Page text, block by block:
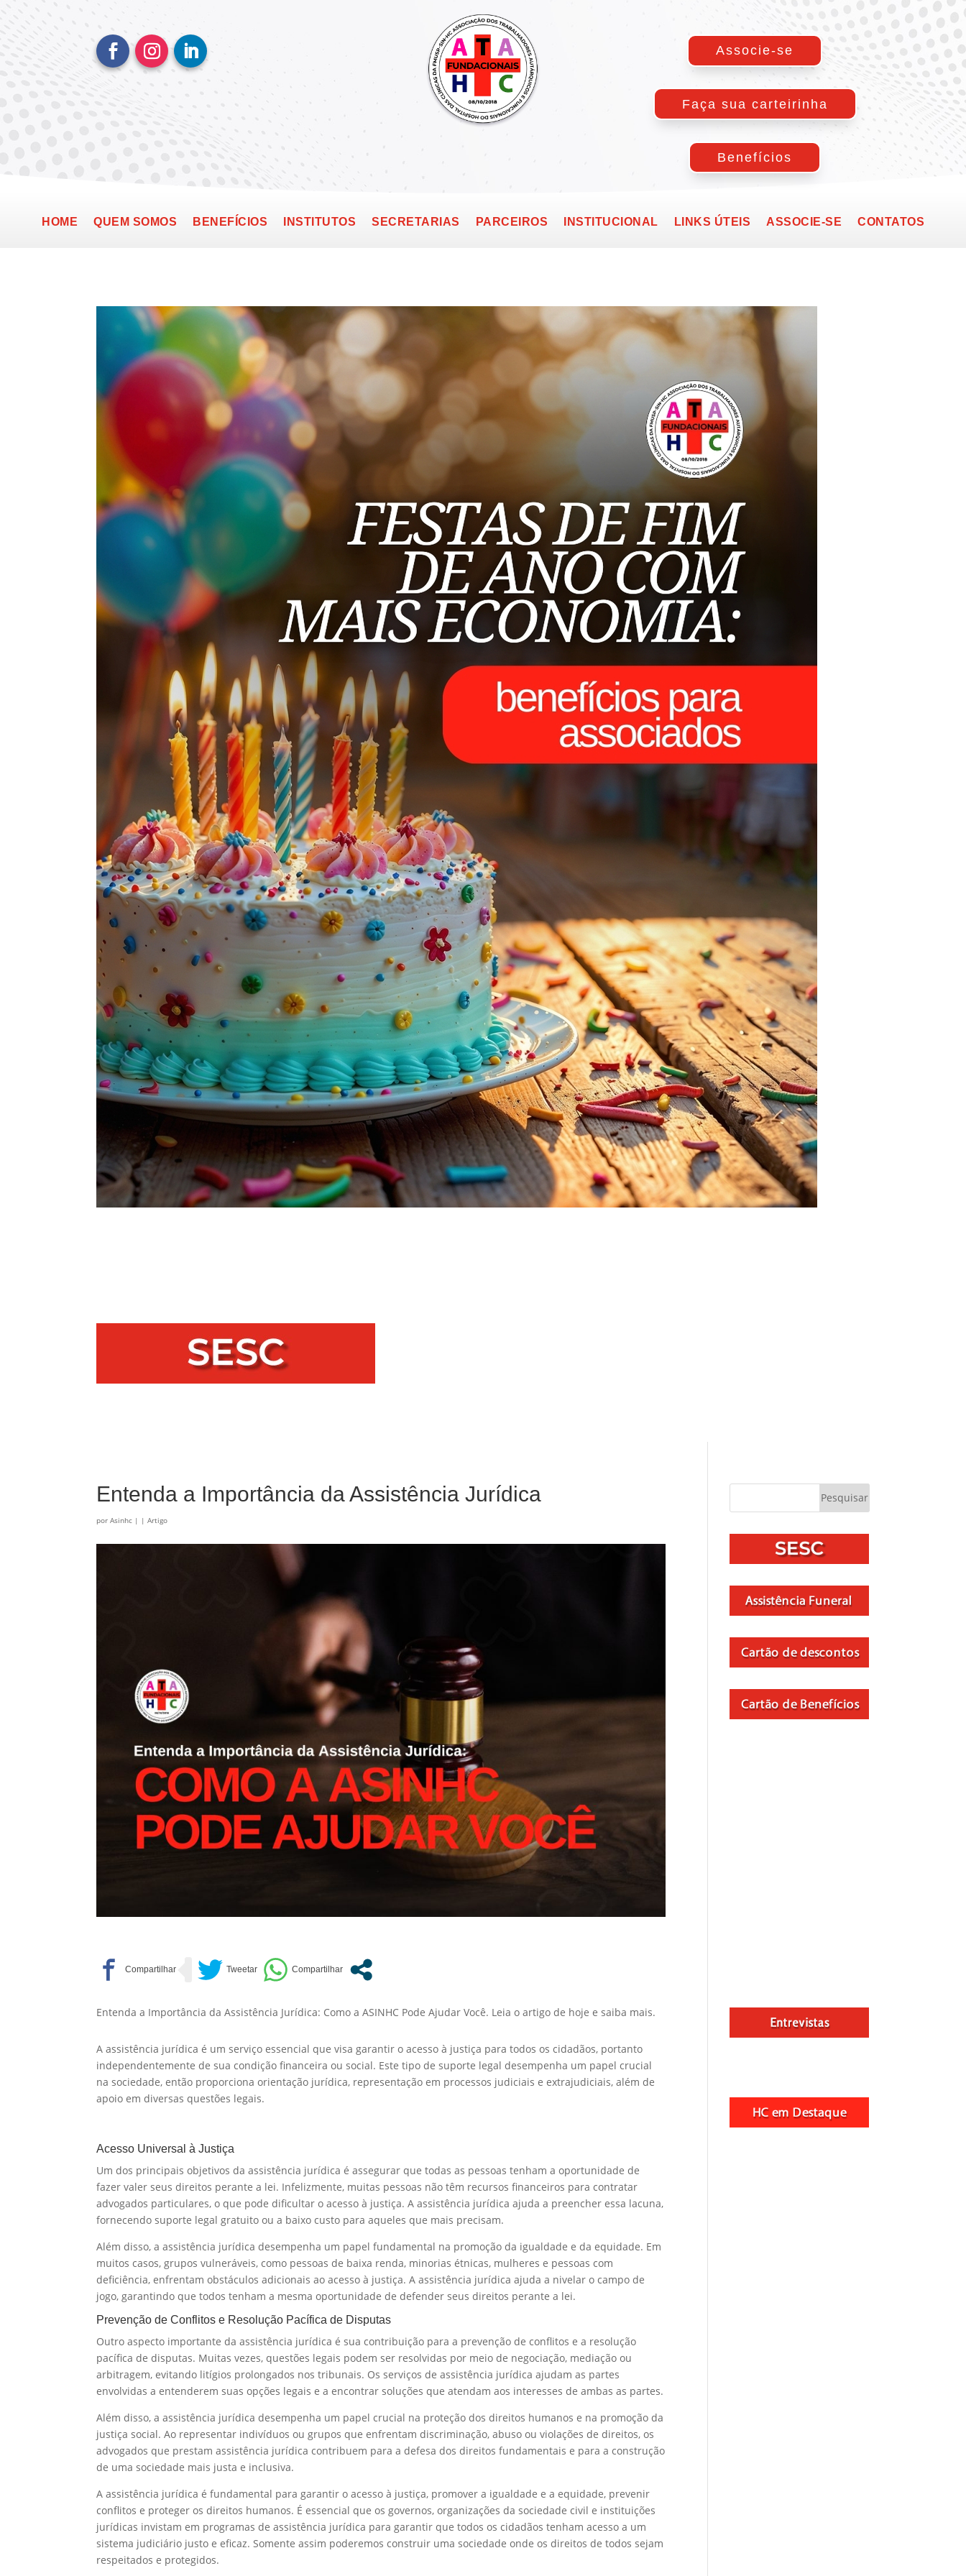
Associe-se
Faça sua carteirinha
Benefícios
HOME QUEM SOMOS BENEFÍCIOS INSTITUTOS SECRETARIAS PARCEIROS INSTITUCIONAL LINKS ÚTEIS ASSOCIE-SE CONTATOS
Entenda a Importância da Assistência Jurídica
porAsinhc | |Artigo
Entenda a Importância da Assistência Jurídica: Como a ASINHC Pode Ajudar Você. Leia o artigo de hoje e saiba mais.
A assistência jurídica é um serviço essencial que visa garantir o acesso à justiça para todos os cidadãos, portanto
independentemente de sua condição financeira ou social. Este tipo de suporte legal desempenha um papel crucial
na sociedade, então proporciona orientação jurídica, representação em processos judiciais e extrajudiciais, além de
apoio em diversas questões legais.
Acesso Universal à Justiça
Um dos principais objetivos da assistência jurídica é assegurar que todas as pessoas tenham a oportunidade de
fazer valer seus direitos perante a lei. Infelizmente, muitas pessoas não têm recursos financeiros para contratar
advogados particulares, o que pode dificultar o acesso à justiça. A assistência jurídica ajuda a preencher essa lacuna,
fornecendo suporte legal gratuito ou a baixo custo para aqueles que mais precisam.
Além disso, a assistência jurídica desempenha um papel fundamental na promoção da igualdade e da equidade. Em
muitos casos, grupos vulneráveis, como pessoas de baixa renda, minorias étnicas, mulheres e pessoas com
deficiência, enfrentam obstáculos adicionais ao acesso à justiça. A assistência jurídica ajuda a nivelar o campo de
jogo, garantindo que todos tenham a mesma oportunidade de defender seus direitos perante a lei.
Prevenção de Conflitos e Resolução Pacífica de Disputas
Outro aspecto importante da assistência jurídica é sua contribuição para a prevenção de conflitos e a resolução
pacífica de disputas. Muitas vezes, questões legais podem ser resolvidas por meio de negociação, mediação ou
arbitragem, evitando litígios prolongados nos tribunais. Os serviços de assistência jurídica ajudam as partes
envolvidas a entenderem suas opções legais e a encontrar soluções que atendam aos interesses de ambas as partes.
Além disso, a assistência jurídica desempenha um papel crucial na proteção dos direitos humanos e na promoção da
justiça social. Ao representar indivíduos ou grupos que enfrentam discriminação, abuso ou violações de direitos, os
advogados que prestam assistência jurídica contribuem para a defesa dos direitos fundamentais e para a construção
de uma sociedade mais justa e inclusiva.
A assistência jurídica é fundamental para garantir o acesso à justiça, promover a igualdade e a equidade, prevenir
conflitos e proteger os direitos humanos. É essencial que os governos, organizações da sociedade civil e instituições
jurídicas invistam em programas de assistência jurídica para garantir que todos os cidadãos tenham acesso a um
sistema judiciário justo e eficaz. Somente assim poderemos construir uma sociedade onde os direitos de todos sejam
respeitados e protegidos.